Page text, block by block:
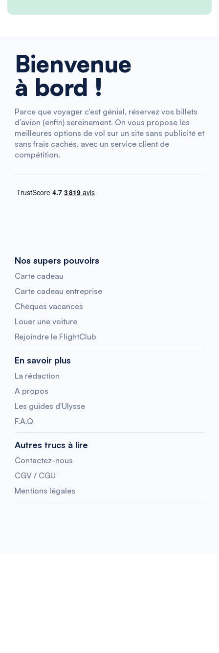
Bienvenue
à bord !
Parce que voyager c’est génial, réservez vos billets
d’avion (enfin) sereinement. On vous propose les
meilleures options de vol sur un site sans publicité et
sans frais cachés, avec un service client de
compétition.
Nos supers pouvoirs
Carte cadeau
Carte cadeau entreprise
Chèques vacances
Louer une voiture
Rejoindre le FlightClub
En savoir plus
La rédaction
A propos
Les guides d'Ulysse
F.A.Q
Autres trucs à lire
Contactez-nous
CGV / CGU
Mentions légales